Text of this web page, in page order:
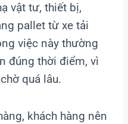
vật tư, thiết bị,
pallet từ xe tải
việc này thường
đúng thời điểm, vì
quá lâu.
khách hàng nên